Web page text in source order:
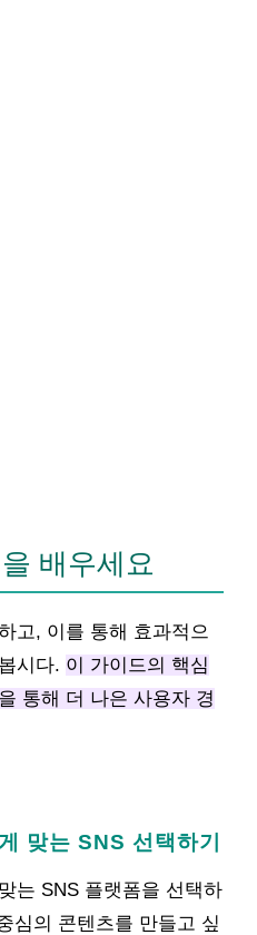
배우세요
고, 이를 통해 효과적으
시다. 이 가이드의 핵심
통해 더 나은 사용자 경
맞는 SNS 선택하기
는 SNS 플랫폼을 선택하
심의 콘텐츠를 만들고 싶